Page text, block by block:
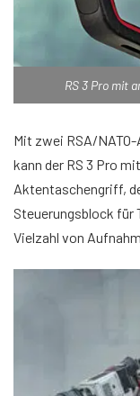
RS 3 Pro mit
Mit zwei RSA/
kann der RS 3 Pro
Aktentaschengriff,
Steuerungsblock für
Vielzahl von